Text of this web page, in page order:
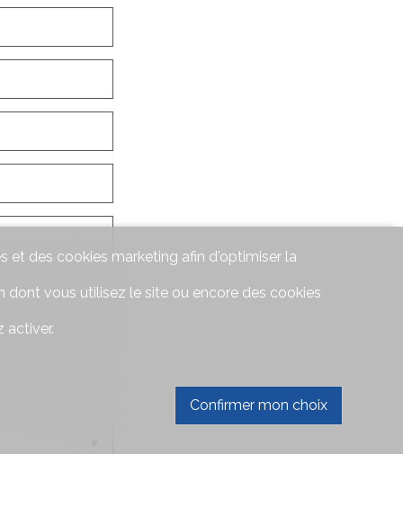
et des cookies marketing afin d'optimiser la
vous utilisez le site ou encore des cookies
activer.
Confirmer mon choix